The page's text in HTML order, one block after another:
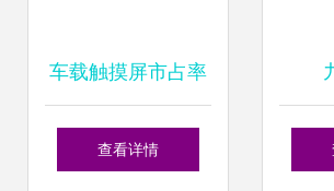
车载触摸屏市占率
跃升，国内贸易代
查看详情
（